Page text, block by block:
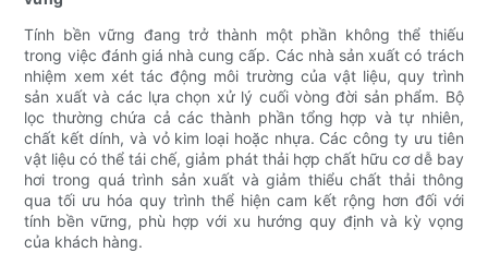
Tính bền vững đang trở thành một phần không thể thiếu
trong việc đánh giá nhà cung cấp. Các nhà sản xuất có trách
nhiệm xem xét tác động môi trường của vật liệu, quy trình
sản xuất và các lựa chọn xử lý cuối vòng đời sản phẩm. Bộ
lọc thường chứa cả các thành phần tổng hợp và tự nhiên,
chất kết dính, và vỏ kim loại hoặc nhựa. Các công ty ưu tiên
vật liệu có thể tái chế, giảm phát thải hợp chất hữu cơ dễ bay
hơi trong quá trình sản xuất và giảm thiểu chất thải thông
qua tối ưu hóa quy trình thể hiện cam kết rộng hơn đối với
tính bền vững, phù hợp với xu hướng quy định và kỳ vọng
của khách hàng.